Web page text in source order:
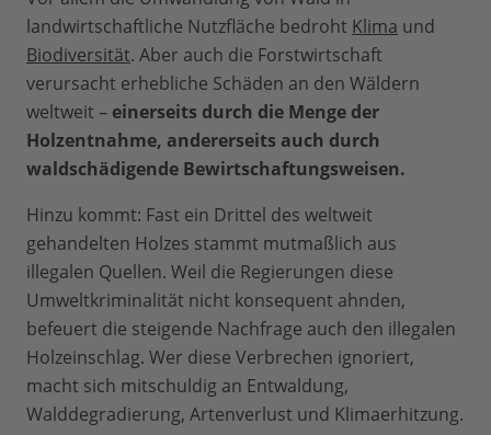
Baumartenzusammensetzung im
Vergleich zu Primärwäldern auf als
intensiv bewirtschaftete Sekundärwälder.
Plantagen werden heute üblicherweise
als eine Unterkategorie von gepflanzten
Wäldern angesehen.
landwirtschaftliche Nutzfläche bedroht Klima und
Biodiversität. Aber auch die Forstwirtschaft
verursacht erhebliche Schäden an den Wäldern
weltweit – einerseits durch die Menge der
Holzentnahme, andererseits auch durch
waldschädigende Bewirtschaftungsweisen.
Hinzu kommt: Fast ein Drittel des weltweit
gehandelten Holzes stammt mutmaßlich aus
illegalen Quellen. Weil die Regierungen diese
Umweltkriminalität nicht konsequent ahnden,
befeuert die steigende Nachfrage auch den illegalen
Holzeinschlag. Wer diese Verbrechen ignoriert,
macht sich mitschuldig an Entwaldung,
Walddegradierung, Artenverlust und Klimaerhitzung.